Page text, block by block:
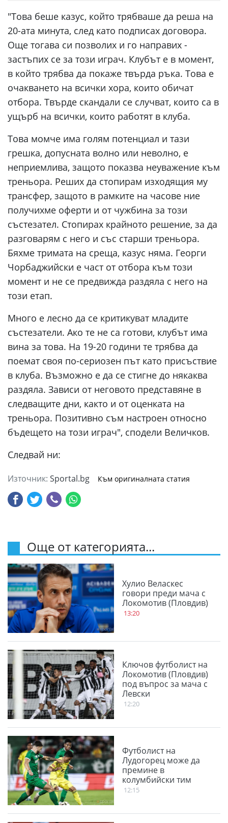
"Това беше казус, който трябваше да реша на
20-ата минута, след като подписах договора.
Още тогава си позволих и го направих -
застъпих се за този играч. Клубът е в момент,
в който трябва да покаже твърда ръка. Това е
очакването на всички хора, които обичат
отбора. Твърде скандали се случват, които са в
ущърб на всички, които работят в клуба.
Това момче има голям потенциал и тази
грешка, допусната волно или неволно, е
неприемлива, защото показва неуважение към
треньора. Реших да стопирам изходящия му
трансфер, защото в рамките на часове ние
получихме оферти и от чужбина за този
състезател. Стопирах крайното решение, за да
разговарям с него и със старши треньора.
Бяхме тримата на среща, казус няма. Георги
Чорбаджийски е част от отбора към този
момент и не се предвижда раздяла с него на
този етап.
Много е лесно да се критикуват младите
състезатели. Ако те не са готови, клубът има
вина за това. На 19-20 години те трябва да
поемат своя по-сериозен път като присъствие
в клуба. Възможно е да се стигне до някаква
раздяла. Зависи от неговото представяне в
следващите дни, както и от оценката на
треньора. Позитивно съм настроен относно
бъдещето на този играч", сподели Величков.
Следвай ни:
Източник: Sportal.bg Към оригиналната статия
Още от категорията...
Хулио Веласкес
говори преди мача с
Локомотив (Пловдив)
13:20
Ключов футболист на
Локомотив (Пловдив)
под въпрос за мача с
Левски
12:20
Футболист на
Лудогорец може да
премине в
колумбийски тим
12:15